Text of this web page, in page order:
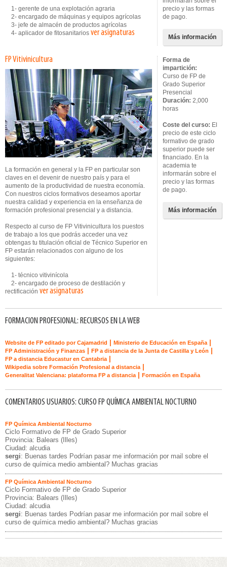
1- gerente de una explotación agraria
2- encargado de máquinas y equipos agrícolas
3- jefe de almacén de productos agrícolas
4- aplicador de fitosanitarios ver asignaturas
precio y las formas
de pago.
Más información
FP Vitivinicultura
La formación en general y la FP en particular son
claves en el devenir de nuestro país y para el
aumento de la productividad de nuestra economía.
Con nuestros ciclos formativos deseamos aportar
nuestra calidad y experiencia en la enseñanza de
formación profesional presencial y a distancia.
Respecto al curso de FP Vitivinicultura los puestos
de trabajo a los que podrás acceder una vez
obtengas tu titulación oficial de Técnico Superior en
FP estarán relacionados con alguno de los
siguientes:
1- técnico vitivinícola
2- encargado de proceso de destilación y
rectificación ver asignaturas
Forma de
impartición:
Curso de FP de
Grado Superior
Presencial
Duración: 2,000
horas
Coste del curso: El
precio de este ciclo
formativo de grado
superior puede ser
financiado. En la
academia te
informarán sobre el
precio y las formas
de pago.
Más información
FORMACION PROFESIONAL: RECURSOS EN LA WEB
Website de FP editado por Cajamadrid Ministerio de Educación en España
FP Administración y Finanzas FP a distancia de la Junta de Castilla y León
FP a distancia Educastur en Cantabria
Wikipedia sobre Formación Profesional a distancia
Generalitat Valenciana: plataforma FP a distancia Formación en España
COMENTARIOS USUARIOS: CURSO FP QUÍMICA AMBIENTAL NOCTURNO
FP Química Ambiental Nocturno
Ciclo Formativo de FP de Grado Superior
Provincia: Balears (Illes)
Ciudad: alcudia
sergi: Buenas tardes Podrían pasar me información por mail sobre el
curso de química medio ambiental? Muchas gracias
FP Química Ambiental Nocturno
Ciclo Formativo de FP de Grado Superior
Provincia: Balears (Illes)
Ciudad: alcudia
sergi: Buenas tardes Podrían pasar me información por mail sobre el
curso de química medio ambiental? Muchas gracias